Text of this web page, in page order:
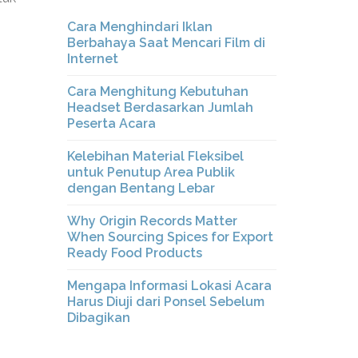
Cara Menghindari Iklan
Berbahaya Saat Mencari Film di
Internet
Cara Menghitung Kebutuhan
Headset Berdasarkan Jumlah
Peserta Acara
Kelebihan Material Fleksibel
untuk Penutup Area Publik
dengan Bentang Lebar
Why Origin Records Matter
When Sourcing Spices for Export
Ready Food Products
Mengapa Informasi Lokasi Acara
Harus Diuji dari Ponsel Sebelum
Dibagikan